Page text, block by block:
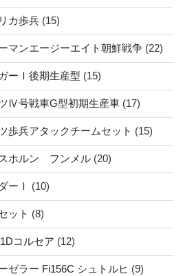
カ歩兵 (15)
ンエージーエイト朝鮮戦争 (22)
ーⅠ後期生産型 (15)
号戦車G型初期生産車 (17)
兵アタックチームセット (15)
ホルン フンメル (20)
ーⅠ (10)
ット (8)
コルセア (12)
ラー Fi156C シュトルヒ (9)